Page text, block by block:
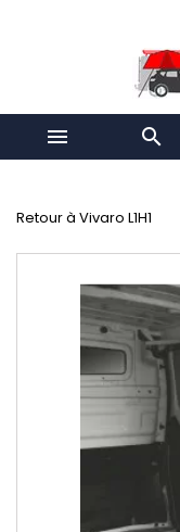
 
Retour à Vivaro L1H1